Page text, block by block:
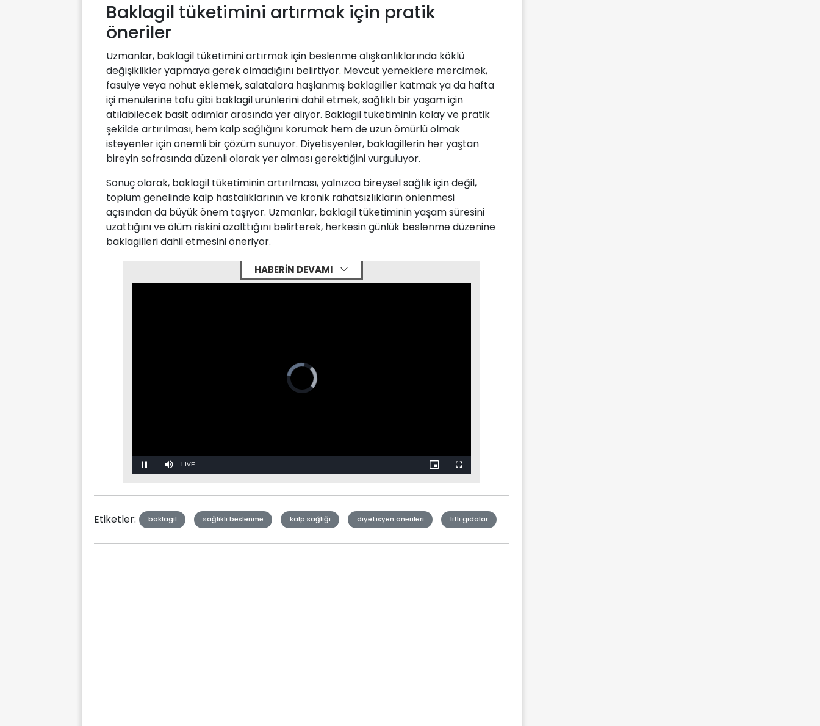
Baklagil tüketimini artırmak için pratik
öneriler
Uzmanlar, baklagil tüketimini artırmak için beslenme alışkanlıklarında köklü
değişiklikler yapmaya gerek olmadığını belirtiyor. Mevcut yemeklere mercimek,
fasulye veya nohut eklemek, salatalara haşlanmış baklagiller katmak ya da hafta
içi menülerine tofu gibi baklagil ürünlerini dahil etmek, sağlıklı bir yaşam için
atılabilecek basit adımlar arasında yer alıyor. Baklagil tüketiminin kolay ve pratik
şekilde artırılması, hem kalp sağlığını korumak hem de uzun ömürlü olmak
isteyenler için önemli bir çözüm sunuyor. Diyetisyenler, baklagillerin her yaştan
bireyin sofrasında düzenli olarak yer alması gerektiğini vurguluyor.
Sonuç olarak, baklagil tüketiminin artırılması, yalnızca bireysel sağlık için değil,
toplum genelinde kalp hastalıklarının ve kronik rahatsızlıkların önlenmesi
açısından da büyük önem taşıyor. Uzmanlar, baklagil tüketiminin yaşam süresini
uzattığını ve ölüm riskini azalttığını belirterek, herkesin günlük beslenme düzenine
baklagilleri dahil etmesini öneriyor.
HABERİN DEVAMI
Mute Stream
Etiketler: baklagil sağlıklı beslenme kalp sağlığı diyetisyen önerileri lifli gıdalar